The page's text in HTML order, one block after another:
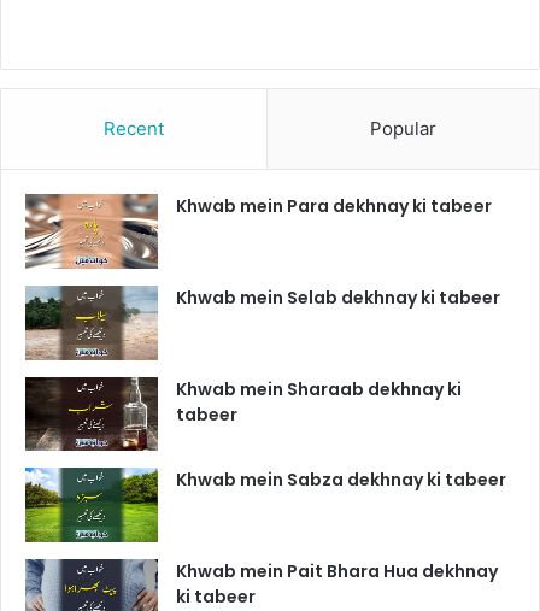
Recent Popular
Khwab mein Para dekhnay ki tabeer
Khwab mein Selab dekhnay ki tabeer
Khwab mein Sharaab dekhnay ki
tabeer
Khwab mein Sabza dekhnay ki tabeer
Khwab mein Pait Bhara Hua dekhnay
ki tabeer